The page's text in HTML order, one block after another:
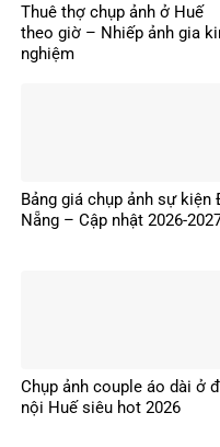
Thuê thợ chụp ảnh ở Huế
theo giờ – Nhiếp ảnh gia
nghiệm
Bảng giá chụp ảnh sự kiện
Nẵng – Cập nhật 2026-
Chụp ảnh couple áo dài ở
nội Huế siêu hot 2026